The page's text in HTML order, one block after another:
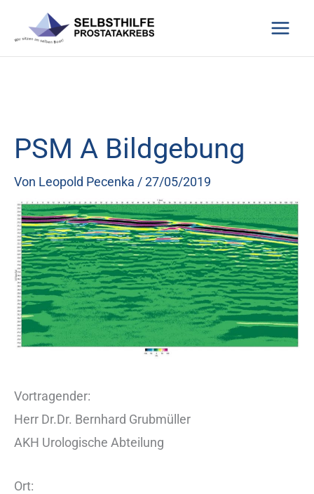
Inhalt
springen
PSM A Bildgebung
Von Leopold Pecenka /27/05/2019
Vortragender:
Herr Dr.Dr. Bernhard Grubmüller
AKH Urologische Abteilung
Ort: